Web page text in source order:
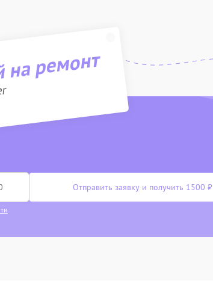
ремонт
Отправить заявку и получить 1500 ₽